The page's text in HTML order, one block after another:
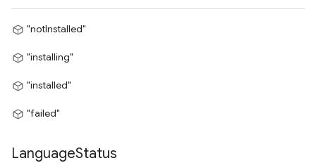
"notInstalled"
"installing"
"installed"
"failed"
LanguageStatus